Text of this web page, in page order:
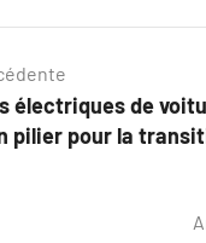
électriques de
pilier pour la